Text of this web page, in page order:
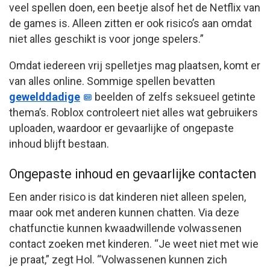
veel spellen doen, een beetje alsof het de Netflix van
de games is. Alleen zitten er ook risico’s aan omdat
niet alles geschikt is voor jonge spelers.”
Omdat iedereen vrij spelletjes mag plaatsen, komt er
van alles online. Sommige spellen bevatten
gewelddadige
beelden of zelfs seksueel getinte
thema’s. Roblox controleert niet alles wat gebruikers
uploaden, waardoor er gevaarlijke of ongepaste
inhoud blijft bestaan.
Ongepaste inhoud en gevaarlijke contacten
Een ander risico is dat kinderen niet alleen spelen,
maar ook met anderen kunnen chatten. Via deze
chatfunctie kunnen kwaadwillende volwassenen
contact zoeken met kinderen. “Je weet niet met wie
je praat,” zegt Hol. “Volwassenen kunnen zich